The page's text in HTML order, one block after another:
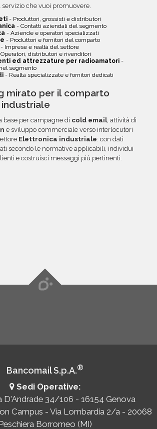
che vuoi promuovere.
- Produttori, grossisti e distributori
- Contatti aziendali del segmento
- Aziende e operatori specializzati
- Produttori e fornitori del comparto
- Imprese e realtà del settore
distributori e rivenditori
ed attrezzature per radioamatori -
segmento
- Realtà specializzate e fornitori dedicati
mirato per il comparto
base per campagne di cold email, attività di
e sviluppo commerciale verso interlocutori
Elettronica industriale: con dati
secondo le normative applicabili, individui
e costruisci messaggi più pertinenti.
Bancomail S.p.A.®
Sedi Operative:
D'Andrade 34/106 - 16154 Genova
Campus - Via Lombardia 2/a - 20068
Borromeo (MI)